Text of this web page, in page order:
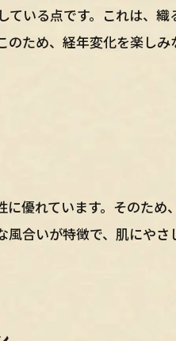
いる点です。これは、
のため、経年変化を楽し
優れています。そのた
合いが特徴で、肌にや